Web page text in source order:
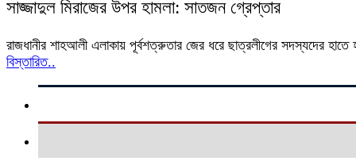
সাজ্জাদুল মিরাজের উপর হামলা: সাতজন গ্রেপ্তার
রাজধানীর শাহআলী এলাকায় পূর্বশত্রুতার জের ধরে ছাত্রলীগের সদস্যদের
বিস্তারিত..